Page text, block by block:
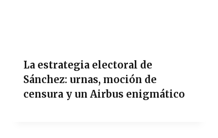
La estrategia electoral de
Sánchez: urnas, moción de
censura y un Airbus enigmático